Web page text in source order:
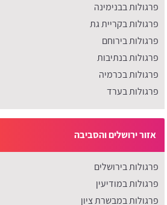
פרגולות בבנימינה
פרגולות בקריית גת
פרגולות בירוחם
פרגולות בנתיבות
פרגולות בכרמיה
פרגולות בערד
אזור ירושלים והסביבה
פרגולות בירושלים
פרגולות במודיעין
פרגולות במבשרת ציון